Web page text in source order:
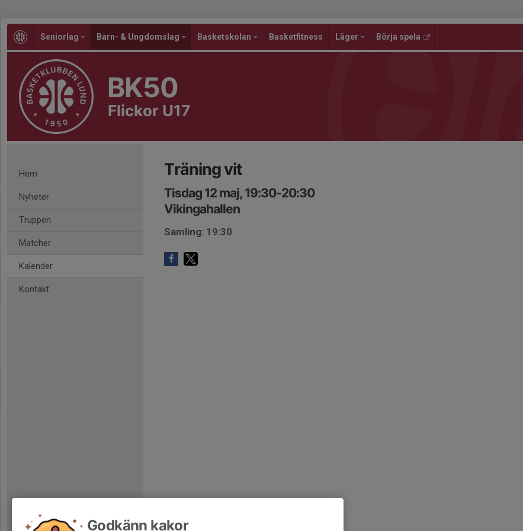
Seniorlag Barn- & Ungdomslag Basketskolan Basketfitness Läger Börja spela
BK50
Flickor U17
Hem
Nyheter
Truppen
Matcher
Kalender
Kontakt
Träning vit
Tisdag 12 maj, 19:30-20:30
Vikingahallen
Samling: 19:30
Godkänn kakor